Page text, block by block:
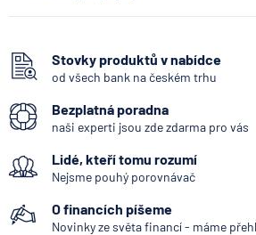
Vkladomat
George Česká spořitelna
Systémově významná banka
Kodex mobility klientů
Zpoždění splátky
Internetové bankovnictví -
Stovky produktů v nabídce
od všech bank na českém trhu
Bezplatná poradna
naši experti jsou zde zdarma pro vás
Lidé, kteří tomu rozumí
Nejsme pouhý porovnávač
O financích píšeme
Novinky ze světa financí - máme